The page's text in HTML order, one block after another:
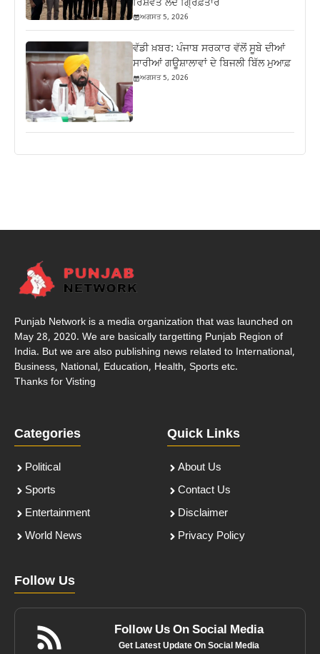
ਰਿਸ਼ਵਤ ਲੈਂਦੇ ਗ੍ਰਿਫ਼ਤਾਰ
ਅਗਸਤ 5, 2026
ਵੱਡੀ ਖ਼ਬਰ: ਪੰਜਾਬ ਸਰਕਾਰ ਵੱਲੋਂ ਸੂਬੇ ਦੀਆਂ
ਸਾਰੀਆਂ ਗਊਸ਼ਾਲਾਵਾਂ ਦੇ ਬਿਜਲੀ ਬਿੱਲ ਮੁਆਫ਼
ਅਗਸਤ 5, 2026
Punjab Network is a media organization that was launched on
May 28, 2020. We are basically targetting Punjab Region of
India. But we are also publishing news related to International,
Business, National, Education, Health, Sports etc.
Thanks for Visting
Categories
Political
Sports
Entertainment
World News
Quick Links
About Us
Contact Us
Disclaimer
Privacy Policy
Follow Us
Follow Us On Social Media
Get Latest Update On Social Media